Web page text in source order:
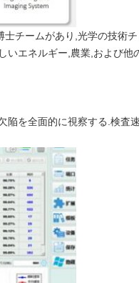
チームがあり,光学の技術
エネルギー,農業,および他
を全面的に視察する.検査